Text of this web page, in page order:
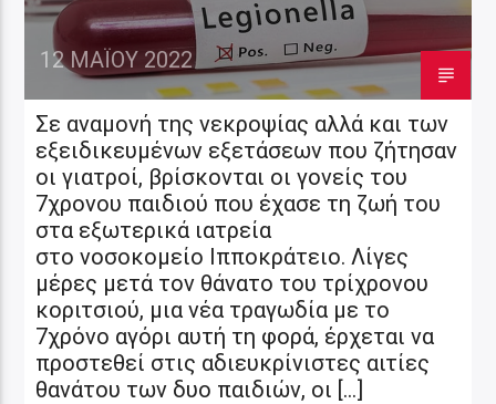
12 ΜΑΪ́ΟΥ 2022
Σε αναμονή της νεκροψίας αλλά και των
εξειδικευμένων εξετάσεων που ζήτησαν
οι γιατροί, βρίσκονται οι γονείς του
7χρονου παιδιού που έχασε τη ζωή του
στα εξωτερικά ιατρεία
στο νοσοκομείο Ιπποκράτειο. Λίγες
μέρες μετά τον θάνατο του τρίχρονου
κοριτσιού, μια νέα τραγωδία με το
7χρόνο αγόρι αυτή τη φορά, έρχεται να
προστεθεί στις αδιευκρίνιστες αιτίες
θανάτου των δυο παιδιών, οι […]